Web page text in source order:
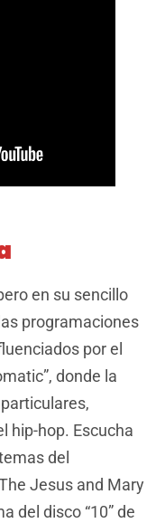
en su sencillo
programaciones
por el
donde la
hip-hop. Escucha
del
Jesus and Mary
del disco “10” de